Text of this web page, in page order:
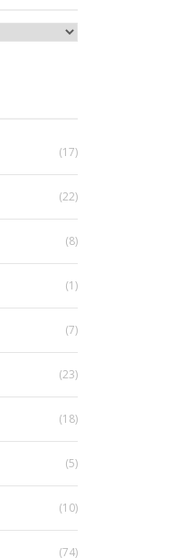
(17)
(22)
(8)
(1)
(7)
(23)
(18)
(5)
(10)
(74)